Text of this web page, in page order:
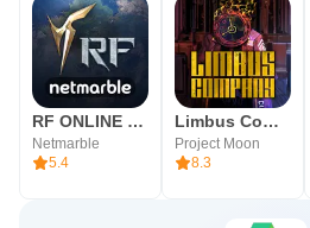
RF ONLINE NEXT
Netmarble
5.4
Limbus Company
Project Moon
8.3